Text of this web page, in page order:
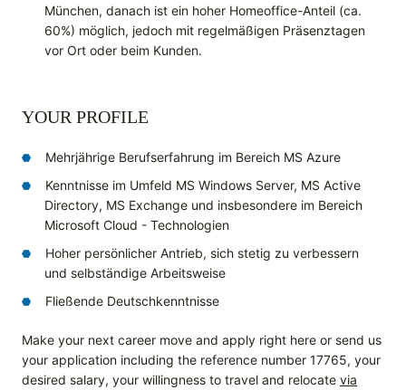
München, danach ist ein hoher Homeoffice-Anteil (ca.
60%) möglich, jedoch mit regelmäßigen Präsenztagen
vor Ort oder beim Kunden.
YOUR PROFILE
Mehrjährige Berufserfahrung im Bereich MS Azure
Kenntnisse im Umfeld MS Windows Server, MS Active
Directory, MS Exchange und insbesondere im Bereich
Microsoft Cloud - Technologien
Hoher persönlicher Antrieb, sich stetig zu verbessern
und selbständige Arbeitsweise
Fließende Deutschkenntnisse
Make your next career move and apply right here or send us
your application including the reference number 17765, your
desired salary, your willingness to travel and relocate via